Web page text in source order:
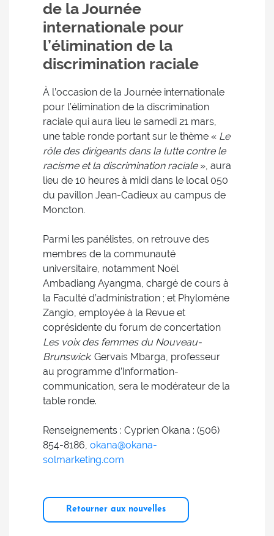
de la Journée
internationale pour
l’élimination de la
discrimination raciale
À l’occasion de la Journée internationale
pour l’élimination de la discrimination
raciale qui aura lieu le samedi 21 mars,
une table ronde portant sur le thème « Le
rôle des dirigeants dans la lutte contre le
racisme et la discrimination raciale», aura
lieu de 10 heures à midi dans le local 050
du pavillon Jean-Cadieux au campus de
Moncton.
Parmi les panélistes, on retrouve des
membres de la communauté
universitaire, notamment Noël
Ambadiang Ayangma, chargé de cours à
la Faculté d’administration ; et Phylomène
Zangio, employée à la Revue et
coprésidente du forum de concertation
Les voix des femmes du Nouveau-
Brunswick. Gervais Mbarga, professeur
au programme d’Information-
communication, sera le modérateur de la
table ronde.
Renseignements : Cyprien Okana : (506)
854-8186, okana@okana-
solmarketing.com
Retourner aux nouvelles